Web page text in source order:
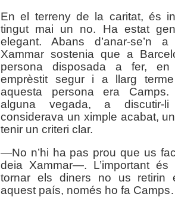
En el terreny de la caritat, és
tingut mai un no. Ha estat
elegant. Abans d’anar-se’n
Xammar sostenia que a
persona disposada a fer,
emprèstit segur i a llarg
aquesta persona era
alguna vegada, a
considerava un ximple acabat,
tenir un criteri clar.
—No n’hi ha pas prou que us
deia Xammar—. L’important
tornar els diners no us retirin
aquest país, només ho fa